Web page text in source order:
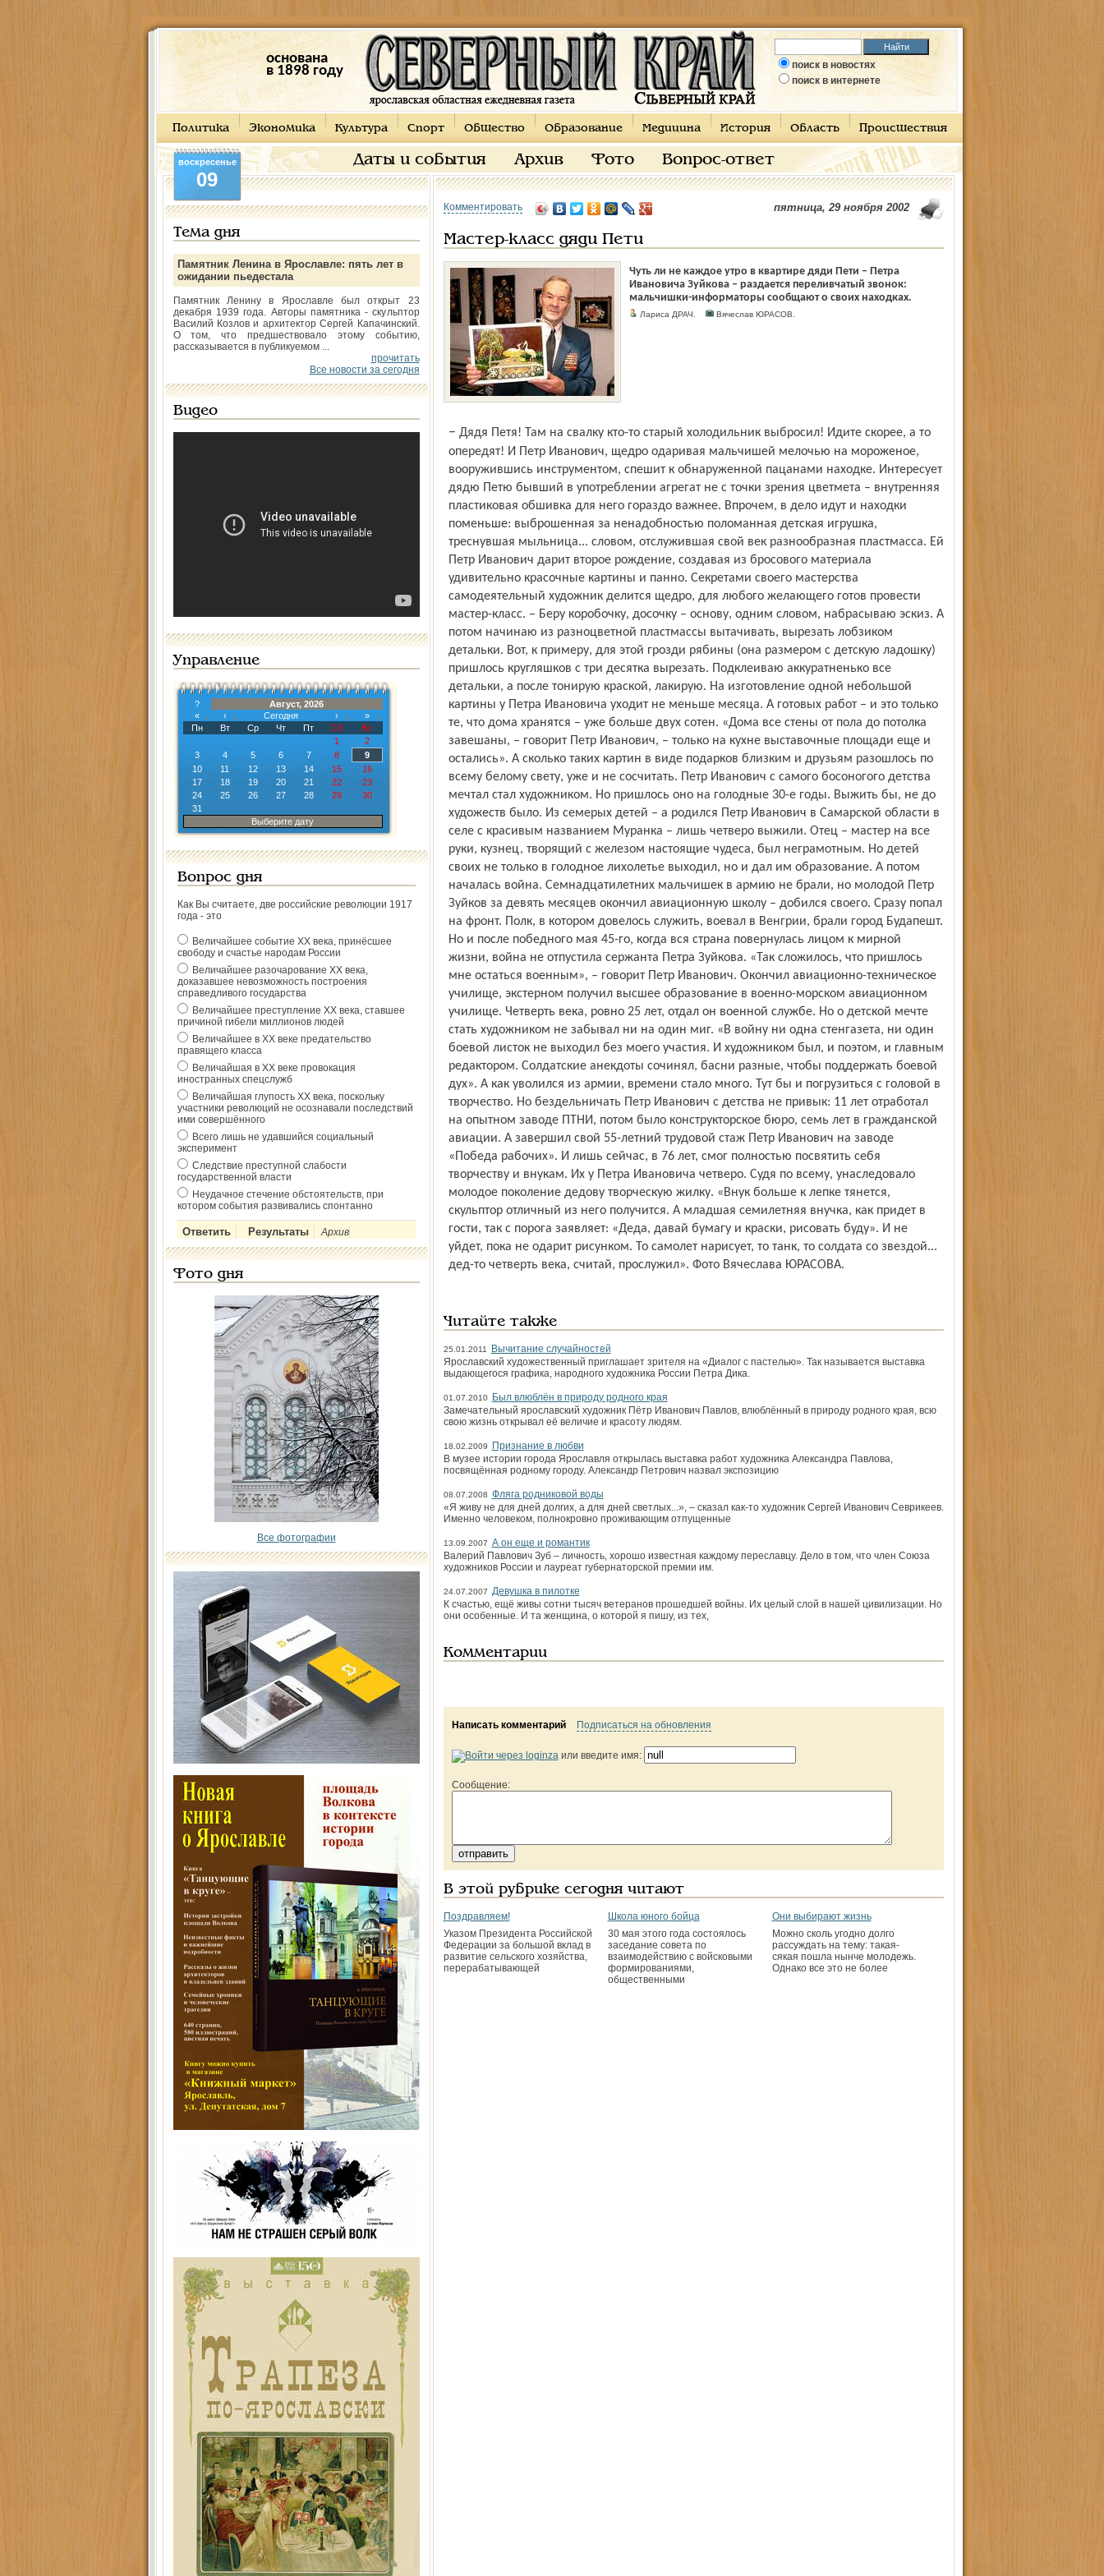
основана
в 1898 году
поиск в новостях
поиск в интернете
Политика Экономика Культура Спорт Общество Образование Медицина История Область Происшествия
Даты и события Архив Фото Вопрос-ответ
воскресенье
09
Тема дня
Памятник Ленина в Ярославле: пять лет в
ожидании пьедестала
Памятник Ленину в Ярославле был открыт 23
декабря 1939 года. Авторы памятника - скульптор
Василий Козлов и архитектор Сергей Капачинский.
О том, что предшествовало этому событию,
рассказывается в публикуемом ...
прочитать
Все новости за сегодня
Видео
Управление
?
Август, 2026
«
‹ Сегодня ›
»
Пн
Вт Ср Чт Пт Сб
Вс
1
2
3
4 5 6 7 8
9
10
11 12 13 14 15
16
17
18 19 20 21 22
23
24
25 26 27 28 29
30
31
Выберите дату
Вопрос дня
Как Вы считаете, две российские революции 1917
года - это
Величайшее событие ХХ века, принёсшее
свободу и счастье народам России
Величайшее разочарование ХХ века,
доказавшее невозможность построения
справедливого государства
Величайшее преступление ХХ века, ставшее
причиной гибели миллионов людей
Величайшее в ХХ веке предательство
правящего класса
Величайшая в ХХ веке провокация
иностранных спецслужб
Величайшая глупость ХХ века, поскольку
участники революций не осознавали последствий
ими совершённого
Всего лишь не удавшийся социальный
эксперимент
Следствие преступной слабости
государственной власти
Неудачное стечение обстоятельств, при
котором события развивались спонтанно
Архив
Фото дня
Все фотографии
Комментировать пятница, 29 ноября 2002
Мастер-класс дяди Пети
Чуть ли не каждое утро в квартире дяди Пети – Петра
Ивановича Зуйкова – раздается переливчатый звонок:
мальчишки-информаторы сообщают о своих находках.
Лариса ДРАЧ. Вячеслав ЮРАСОВ.
– Дядя Петя! Там на свалку кто-то старый холодильник выбросил! Идите скорее, а то
опередят! И Петр Иванович, щедро одаривая мальчишей мелочью на мороженое,
вооружившись инструментом, спешит к обнаруженной пацанами находке. Интересует
дядю Петю бывший в употреблении агрегат не с точки зрения цветмета – внутренняя
пластиковая обшивка для него гораздо важнее. Впрочем, в дело идут и находки
поменьше: выброшенная за ненадобностью поломанная детская игрушка,
треснувшая мыльница... словом, отслужившая свой век разнообразная пластмасса. Ей
Петр Иванович дарит второе рождение, создавая из бросового материала
удивительно красочные картины и панно. Секретами своего мастерства
самодеятельный художник делится щедро, для любого желающего готов провести
мастер-класс. – Беру коробочку, досочку – основу, одним словом, набрасываю эскиз. А
потом начинаю из разноцветной пластмассы вытачивать, вырезать лобзиком
детальки. Вот, к примеру, для этой грозди рябины (она размером с детскую ладошку)
пришлось кругляшков с три десятка вырезать. Подклеиваю аккуратненько все
детальки, а после тонирую краской, лакирую. На изготовление одной небольшой
картины у Петра Ивановича уходит не меньше месяца. А готовых работ – и это только
те, что дома хранятся – уже больше двух сотен. «Дома все стены от пола до потолка
завешаны, – говорит Петр Иванович, – только на кухне выставочные площади еще и
остались». А сколько таких картин в виде подарков близким и друзьям разошлось по
всему белому свету, уже и не сосчитать. Петр Иванович с самого босоногого детства
мечтал стал художником. Но пришлось оно на голодные 30-е годы. Выжить бы, не до
художеств было. Из семерых детей – а родился Петр Иванович в Самарской области в
селе с красивым названием Муранка – лишь четверо выжили. Отец – мастер на все
руки, кузнец, творящий с железом настоящие чудеса, был неграмотным. Но детей
своих не только в голодное лихолетье выходил, но и дал им образование. А потом
началась война. Семнадцатилетних мальчишек в армию не брали, но молодой Петр
Зуйков за девять месяцев окончил авиационную школу – добился своего. Сразу попал
на фронт. Полк, в котором довелось служить, воевал в Венгрии, брали город Будапешт.
Но и после победного мая 45-го, когда вся страна повернулась лицом к мирной
жизни, война не отпустила сержанта Петра Зуйкова. «Так сложилось, что пришлось
мне остаться военным», – говорит Петр Иванович. Окончил авиационно-техническое
училище, экстерном получил высшее образование в военно-морском авиационном
училище. Четверть века, ровно 25 лет, отдал он военной службе. Но о детской мечте
стать художником не забывал ни на один миг. «В войну ни одна стенгазета, ни один
боевой листок не выходил без моего участия. И художником был, и поэтом, и главным
редактором. Солдатские анекдоты сочинял, басни разные, чтобы поддержать боевой
дух». А как уволился из армии, времени стало много. Тут бы и погрузиться с головой в
творчество. Но бездельничать Петр Иванович с детства не привык: 11 лет отработал
на опытном заводе ПТНИ, потом было конструкторское бюро, семь лет в гражданской
авиации. А завершил свой 55-летний трудовой стаж Петр Иванович на заводе
«Победа рабочих». И лишь сейчас, в 76 лет, смог полностью посвятить себя
творчеству и внукам. Их у Петра Ивановича четверо. Судя по всему, унаследовало
молодое поколение дедову творческую жилку. «Внук больше к лепке тянется,
скульптор отличный из него получится. А младшая семилетняя внучка, как придет в
гости, так с порога заявляет: «Деда, давай бумагу и краски, рисовать буду». И не
уйдет, пока не одарит рисунком. То самолет нарисует, то танк, то солдата со звездой...
дед-то четверть века, считай, прослужил». Фото Вячеслава ЮРАСОВА.
Читайте также
25.01.2011
Вычитание случайностей
Ярославский художественный приглашает зрителя на «Диалог с пастелью». Так называется выставка
выдающегося графика, народного художника России Петра Дика.
01.07.2010
Был влюблён в природу родного края
Замечательный ярослав­ский художник Пётр Иванович Павлов, влюблённый в природу родного края, всю
свою жизнь открывал её величие и красоту людям.
18.02.2009
Признание в любви
В музее истории города Ярославля открылась выставка работ художника Александра Павлова,
посвящённая родному городу. Александр Петрович назвал экспозицию
08.07.2008 Фляга родниковой воды
«Я живу не для дней долгих, а для дней светлых...», – сказал как-то художник Сергей Иванович Севрикеев.
Именно человеком, полнокровно проживающим отпущенные
13.09.2007 А он еще и романтик
Валерий Павлович Зуб – личность, хорошо известная каждому переславцу. Дело в том, что член Союза
художников России и лауреат губернатор­ской премии им.
24.07.2007 Девушка в пилотке
К счастью, ещё живы сотни тысяч ветеранов прошедшей войны. Их целый слой в нашей цивилизации. Но
они особенные. И та женщина, о которой я пишу, из тех,
Комментарии
Написать комментарий Подписаться на обновления
или введите имя:
Сообщение:
В этой рубрике сегодня читают
Поздравляем!
Указом Президента Российской
Федерации за большой вклад в
развитие сельского хозяйства,
перерабатывающей
Школа юного бойца
30 мая этого года состоялось
заседание совета по
взаимодействию с войсковыми
формированиями,
общественными
Они выбирают жизнь
Можно сколь угодно долго
рассуждать на тему: такая-
сякая пошла нынче молодежь.
Однако все это не более